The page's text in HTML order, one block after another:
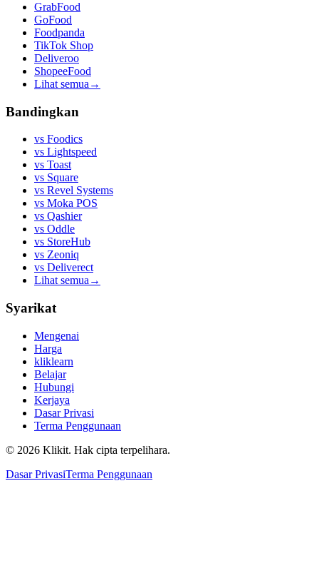
GrabFood
GoFood
Foodpanda
TikTok Shop
Deliveroo
ShopeeFood
Lihat semua →
Bandingkan
vs Foodics
vs Lightspeed
vs Toast
vs Square
vs Revel Systems
vs Moka POS
vs Qashier
vs Oddle
vs StoreHub
vs Zeoniq
vs Deliverect
Lihat semua →
Syarikat
Mengenai
Harga
kliklearn
Belajar
Hubungi
Kerjaya
Dasar Privasi
Terma Penggunaan
© 2026 Klikit. Hak cipta terpelihara.
Dasar PrivasiTerma Penggunaan